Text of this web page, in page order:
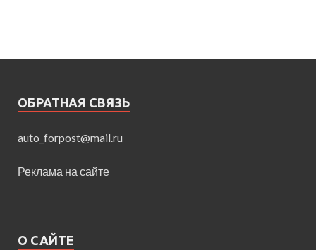
ОБРАТНАЯ СВЯЗЬ
auto_forpost@mail.ru
Реклама на сайте
О САЙТЕ